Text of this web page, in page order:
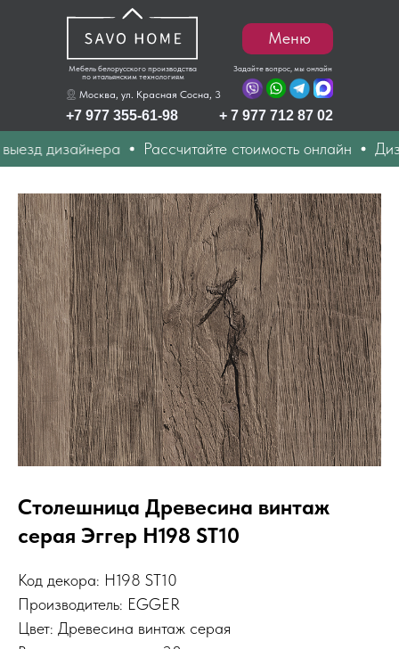
Мебель белорусского производства
по итальянским технологиям
+7 977 355-61-98
Задайте вопрос, мы онлайн
Москва, ул. Красная Сосна, 3
+ 7 977 712 87 02
Меню
Рассчитайте стоимость онлайн Дизайн
Столешница Древесина винтаж
серая Эггер H198 ST10
Код декора: H198 ST10
Производитель: EGGER
Цвет: Древесина винтаж серая